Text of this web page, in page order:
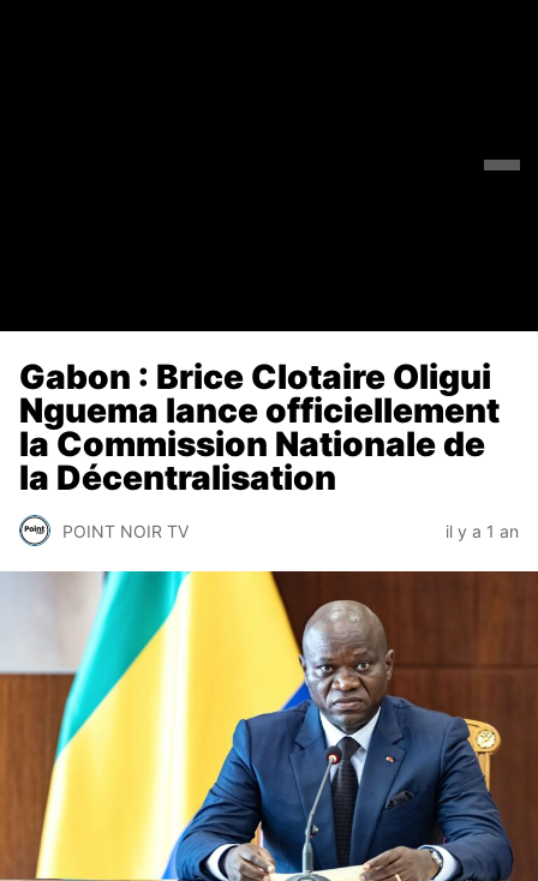
Gabon : Brice Clotaire Oligui
Nguema lance officiellement
la Commission Nationale de
la Décentralisation
POINT NOIR TV il y a 1 an